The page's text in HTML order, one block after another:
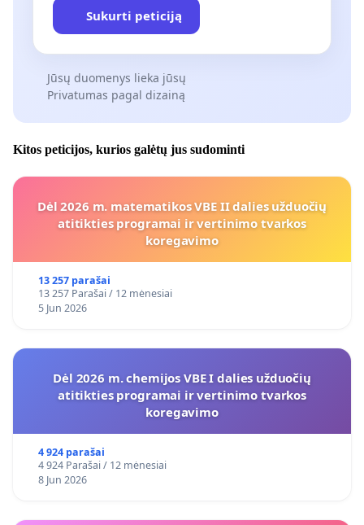
Sukurti peticiją
Jūsų duomenys lieka jūsų
Privatumas pagal dizainą
Kitos peticijos, kurios galėtų jus sudominti
Dėl 2026 m. matematikos VBE II dalies užduočių
atitikties programai ir vertinimo tvarkos
koregavimo
13 257 parašai
13 257 Parašai / 12 mėnesiai
5 Jun 2026
Dėl 2026 m. chemijos VBE I dalies užduočių
atitikties programai ir vertinimo tvarkos
koregavimo
4 924 parašai
4 924 Parašai / 12 mėnesiai
8 Jun 2026